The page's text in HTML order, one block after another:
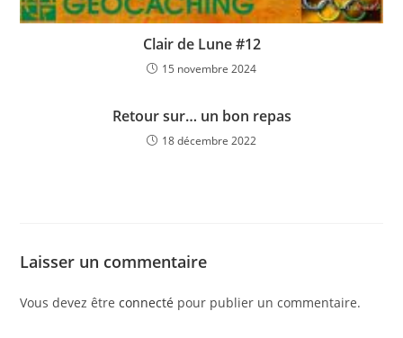
Clair de Lune #12
15 novembre 2024
Retour sur… un bon repas
18 décembre 2022
Laisser un commentaire
Vous devez êtreconnecté pour publier un commentaire.